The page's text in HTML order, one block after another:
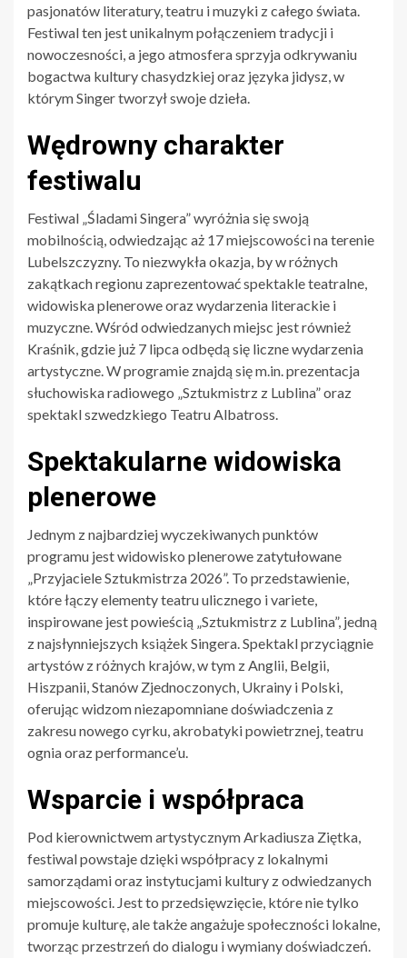
pasjonatów literatury, teatru i muzyki z całego świata.
Festiwal ten jest unikalnym połączeniem tradycji i
nowoczesności, a jego atmosfera sprzyja odkrywaniu
bogactwa kultury chasydzkiej oraz języka jidysz, w
którym Singer tworzył swoje dzieła.
Wędrowny charakter
festiwalu
Festiwal „Śladami Singera” wyróżnia się swoją
mobilnością, odwiedzając aż 17 miejscowości na terenie
Lubelszczyzny. To niezwykła okazja, by w różnych
zakątkach regionu zaprezentować spektakle teatralne,
widowiska plenerowe oraz wydarzenia literackie i
muzyczne. Wśród odwiedzanych miejsc jest również
Kraśnik, gdzie już 7 lipca odbędą się liczne wydarzenia
artystyczne. W programie znajdą się m.in. prezentacja
słuchowiska radiowego „Sztukmistrz z Lublina” oraz
spektakl szwedzkiego Teatru Albatross.
Spektakularne widowiska
plenerowe
Jednym z najbardziej wyczekiwanych punktów
programu jest widowisko plenerowe zatytułowane
„Przyjaciele Sztukmistrza 2026”. To przedstawienie,
które łączy elementy teatru ulicznego i variete,
inspirowane jest powieścią „Sztukmistrz z Lublina”, jedną
z najsłynniejszych książek Singera. Spektakl przyciągnie
artystów z różnych krajów, w tym z Anglii, Belgii,
Hiszpanii, Stanów Zjednoczonych, Ukrainy i Polski,
oferując widzom niezapomniane doświadczenia z
zakresu nowego cyrku, akrobatyki powietrznej, teatru
ognia oraz performance’u.
Wsparcie i współpraca
Pod kierownictwem artystycznym Arkadiusza Ziętka,
festiwal powstaje dzięki współpracy z lokalnymi
samorządami oraz instytucjami kultury z odwiedzanych
miejscowości. Jest to przedsięwzięcie, które nie tylko
promuje kulturę, ale także angażuje społeczności lokalne,
tworząc przestrzeń do dialogu i wymiany doświadczeń.